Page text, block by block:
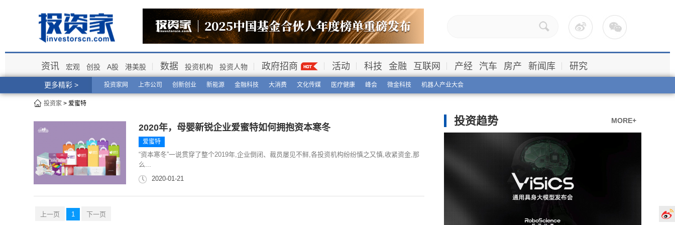
更多精彩 > 投资家网 上市公司 创新创业 新能源 金融科技 大消费 文化传媒 医疗健康 峰会 微金科技 机器人产业大会
资讯 宏观 创投 A股 港美股 数据 投资机构 投资人物 政府招商 活动 科技 金融 互联网 产经 汽车 房产 新闻库 研究
投资家 > 爱蜜特
2020年，母婴新锐企业爱蜜特如何拥抱资本寒冬
爱蜜特
“资本寒冬”一说贯穿了整个2019年,企业倒闭、裁员屡见不鲜,各投资机构纷纷慎之又慎,收紧资金,那
么...
2020-01-21
上一页 1 下一页
MORE+
投资趋势